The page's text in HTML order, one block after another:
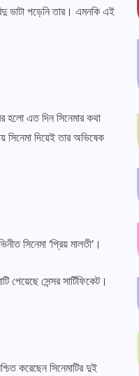
ভাটা পড়েনি তার। এমনকি এই
হলো এত দিন সিনেমার কথা
সিনেমা দিয়েই তার অভিষেক
সিনেমা ‘প্রিয় মালতী’।
সেন্সর সার্টিফিকেট।
করেছেন সিনেমাটির দুই